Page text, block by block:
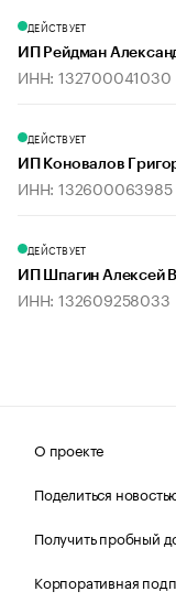
ДЕЙСТВУЕТ
ИП Рейдман
ИНН: 132700041030
ДЕЙСТВУЕТ
ИП Коновалов
ИНН: 132600063985
ДЕЙСТВУЕТ
ИП Шпагин Алексей
ИНН: 132609258033
О проекте
Поделиться
Получить пробный
Корпоративная